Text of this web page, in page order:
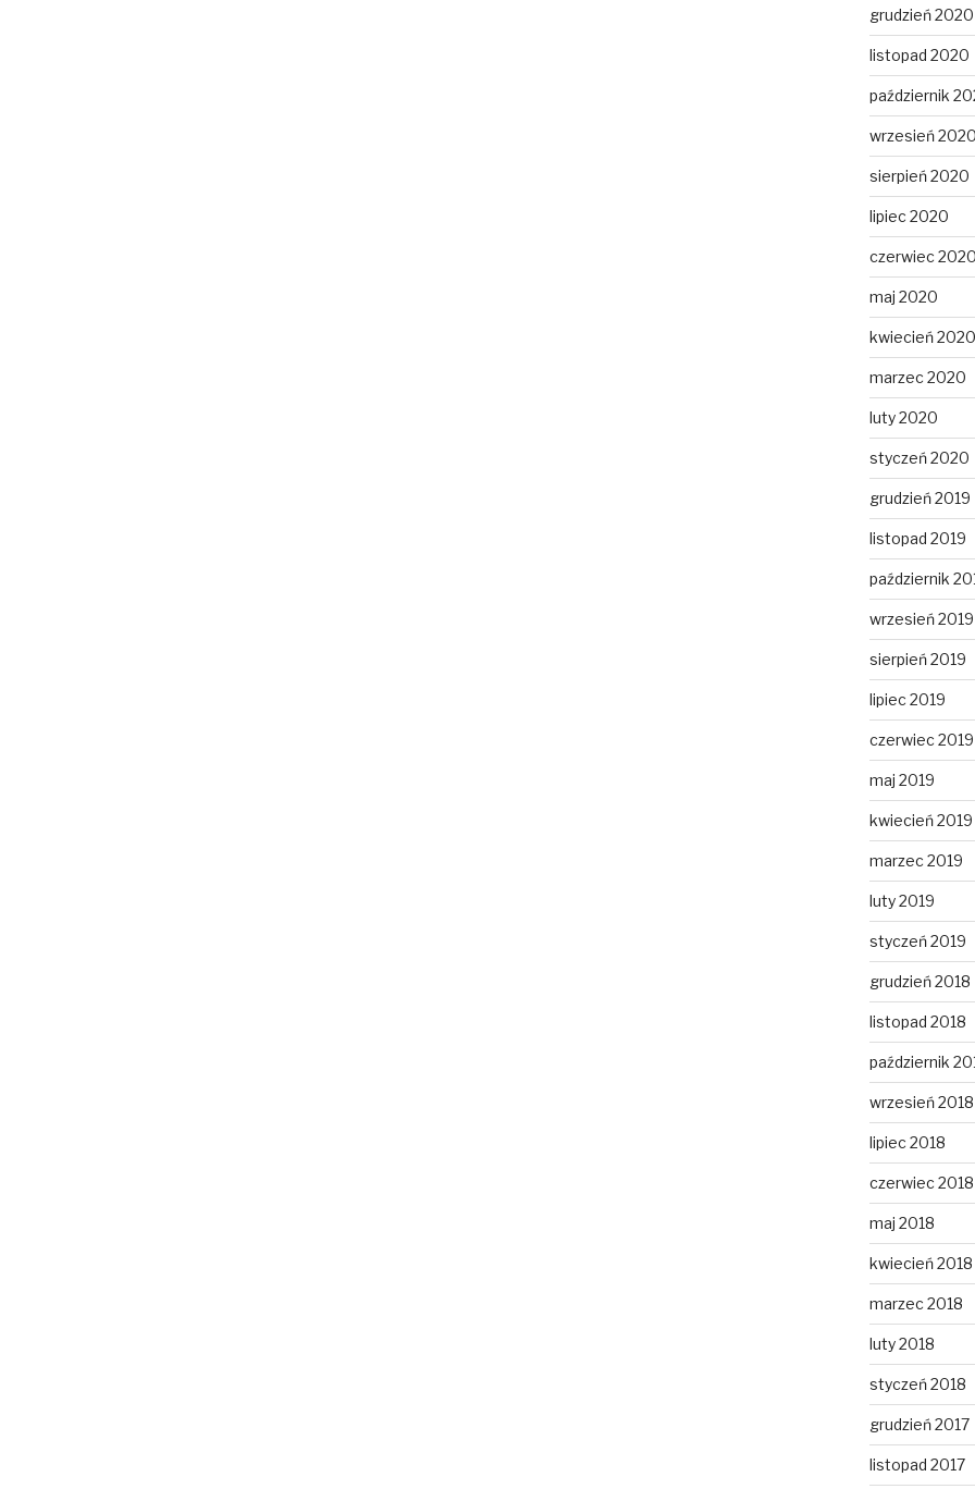
grudzień 2020
listopad 2020
październik
wrzesień
sierpień 2020
lipiec 2020
czerwiec
maj 2020
kwiecień 2020
marzec 2020
luty 2020
styczeń 2020
grudzień 2019
listopad 2019
październik
wrzesień 2019
sierpień 2019
lipiec 2019
czerwiec 2019
maj 2019
kwiecień 2019
marzec 2019
luty 2019
styczeń 2019
grudzień 2018
listopad 2018
październik
wrzesień 2018
lipiec 2018
czerwiec 2018
maj 2018
kwiecień 2018
marzec 2018
luty 2018
styczeń 2018
grudzień 2017
listopad 2017